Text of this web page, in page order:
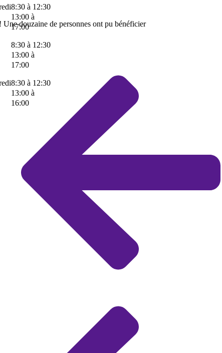
8:30 à 12:30
13:00 à
17:00
8:30 à 12:30
13:00 à
17:00
8:30 à 12:30
13:00 à
16:00
douzaine de personnes ont pu bénéficier